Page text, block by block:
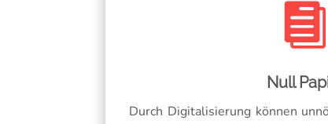

Null
Durch Digitalisierung können